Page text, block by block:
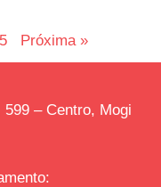
5 Próxima »
599 – Centro, Mogi